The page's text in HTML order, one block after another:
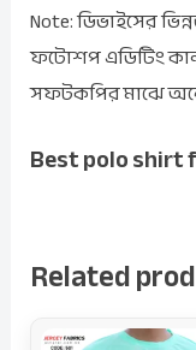
Note: ডিভাইসের
ফটোশপ এডিটিং
সফটকপির মাঝে
Best polo shirt
Related